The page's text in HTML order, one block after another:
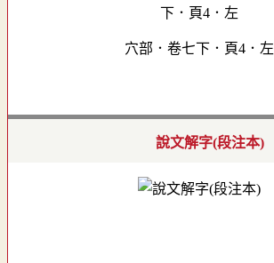
穴部．卷七下．頁4．左
說文解字(段注本)